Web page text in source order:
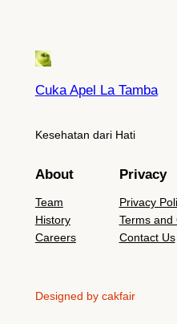
Cuka Apel La Tamba
Kesehatan dari Hati
About
Team
History
Careers
Privacy
Privacy
Terms and
Contact Us
Designed by cakfair